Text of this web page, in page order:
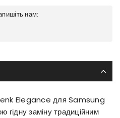
нам:
Elegance для Samsung
заміну традиційним